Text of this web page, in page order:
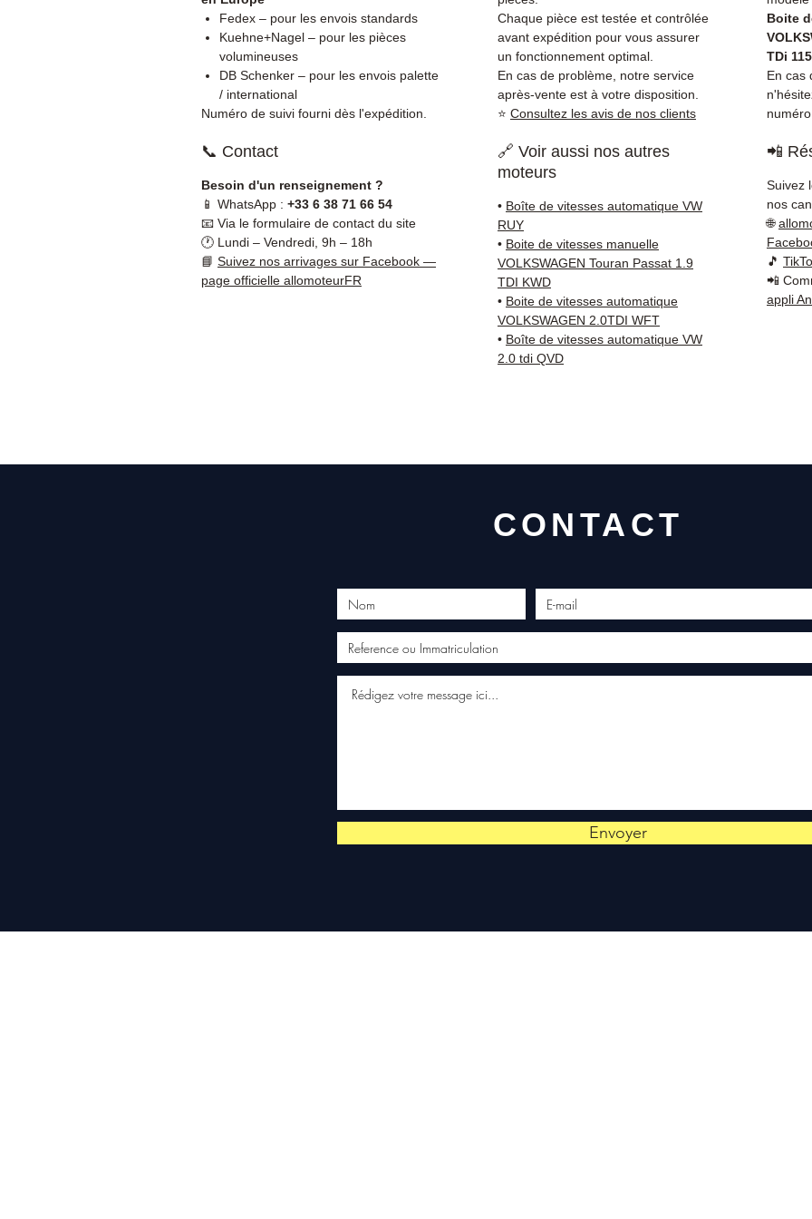
durs,
perte
à
sur
pour
Fedex – pour les envois standards
Kuehne+Nagel – pour les pièces
volumineuses
DB Schenker – pour les envois palette
/ international
Numéro de suivi fourni dès l'expédition.
Chaque pièce est testée et contrôlée
avant expédition pour vous assurer
un fonctionnement optimal.
En cas de problème, notre service
après-vente est à votre disposition.
⭐ Consultez les avis de nos clients
Boite
TDi
En cas
📞 Contact
Besoin d'un renseignement ?
📱 WhatsApp : +33 6 38 71 66 54
📧 Via le formulaire de contact du site
🕐 Lundi – Vendredi, 9h – 18h
📘 Suivez nos arrivages sur Facebook —
page officielle allomoteurFR
🔗 Voir aussi nos autres
moteurs
• Boîte de vitesses automatique VW
RUY
• Boite de vitesses manuelle
VOLKSWAGEN Touran Passat 1.9
TDI KWD
• Boite de vitesses automatique
VOLKSWAGEN 2.0TDI WFT
• Boîte de vitesses automatique VW
2.0 tdi QVD
📲
Suivez
nos
🌐
🎵
📲
appli
CONTACT
Envoyer